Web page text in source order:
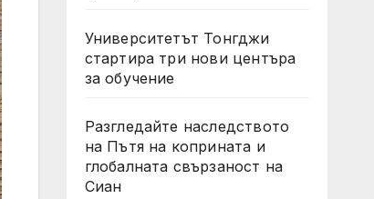
Университетът Тонгджи
стартира три нови центъра
за обучение
Разгледайте наследството
на Пътя на коприната и
глобалната свързаност на
Сиан